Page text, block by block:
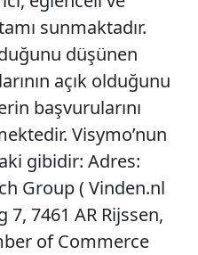
sunmaktadır.
düşünen
açık olduğunu
başvurularını
Visymo’nun
gibidir: Adres:
Group ( Vinden.nl
7, 7461 AR Rijssen,
of Commerce